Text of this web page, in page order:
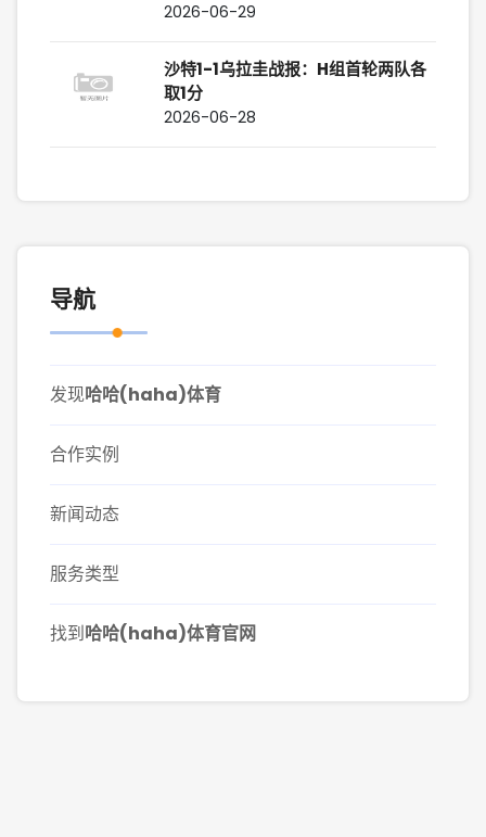
2026-06-29
沙特1-1乌拉圭战报：H组首轮两队各
取1分
2026-06-28
导航
发现哈哈(haha)体育
合作实例
新闻动态
服务类型
找到哈哈(haha)体育官网